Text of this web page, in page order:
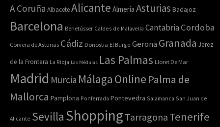
A Coruña AlbaceteAlicante Almería Asturias Badajoz
Barcelona Benetússer Caldes de Malavella Cantabria Cordoba
Corvera de Asturias Cádiz Donostia El Burgo Gerona Granada Jerez
de la Frontera La Rioja Las Médulas Las Palmas Lloret De Mar
Madrid Murcia Málaga Online Palma de
Mallorca Pamplona Ponferrada Pontevedra Salamanca San Juan de
Alicante Sevilla Shopping Tarragona Tenerife